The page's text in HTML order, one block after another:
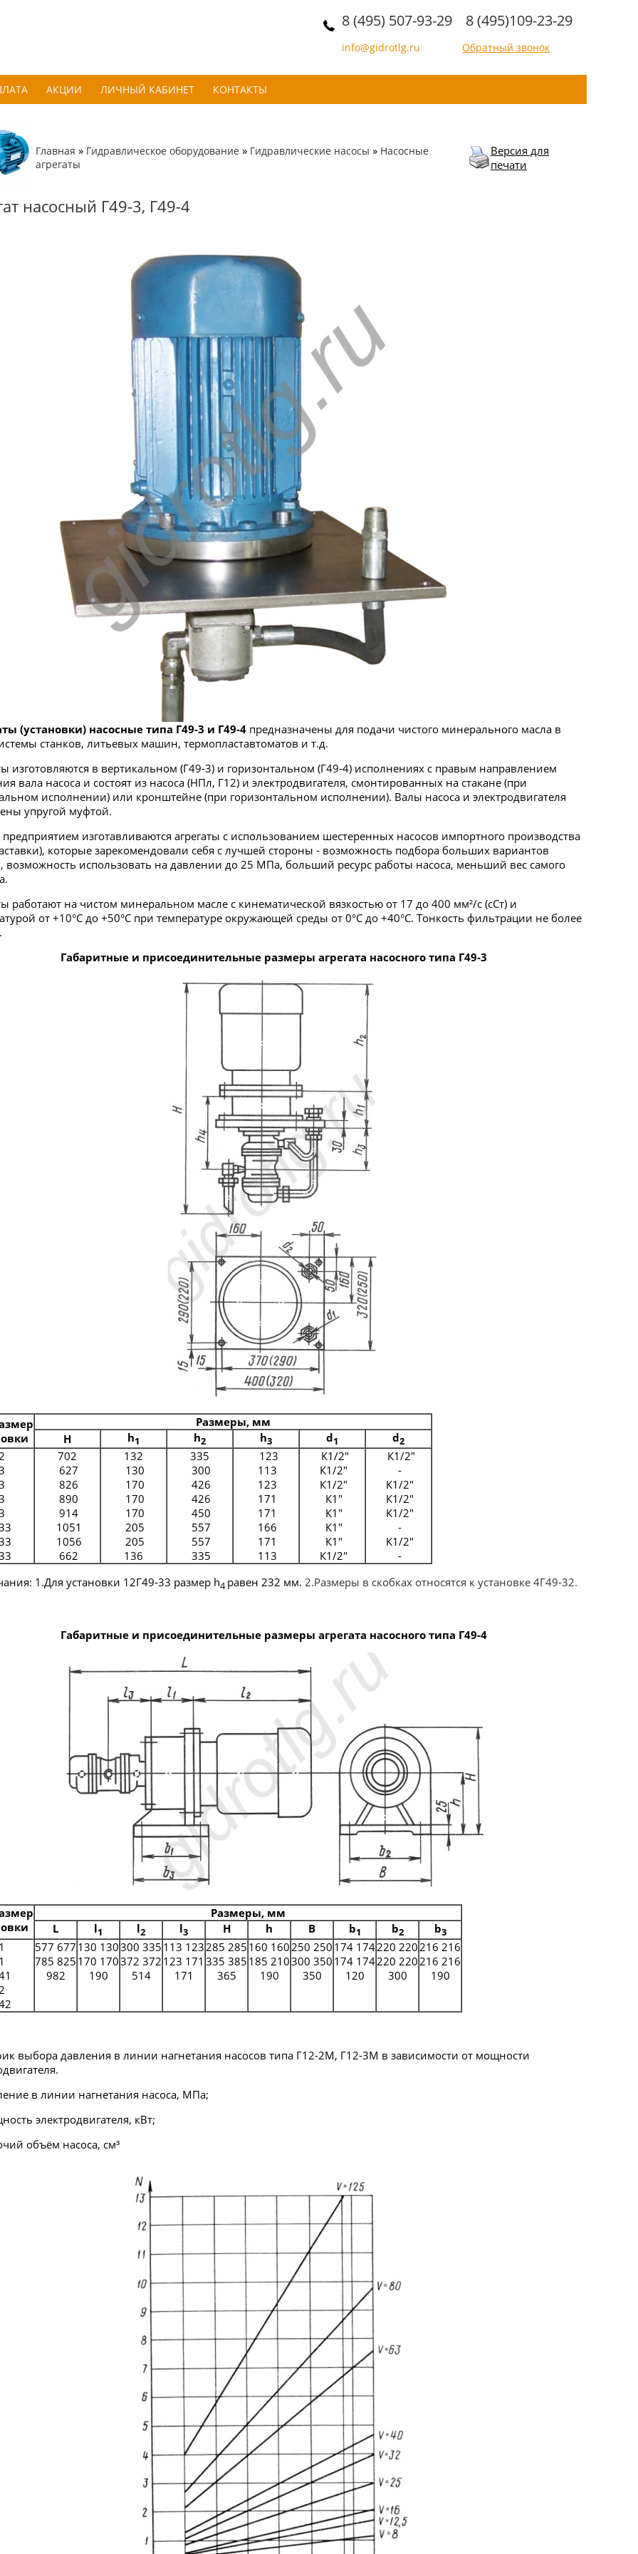
8 (495) 507-93-29 8 (495)109-23-29
info@gidrotlg.ru Обратный звонок
АКЦИИ ЛИЧНЫЙ КАБИНЕТ КОНТАКТЫ
Главная » Гидравлическое оборудование » Гидравлические насосы » Насосные
агрегаты
Версия для
печати
насосный Г49-3, Г49-4
(установки) насосные типа Г49-3 и Г49-4 предназначены для подачи чистого минерального масла в
станков, литьевых машин, термопластавтоматов и т.д.
изготовляются в вертикальном (Г49-3) и горизонтальном (Г49-4) исполнениях с правым направлением
вала насоса и состоят из насоса (НПл, Г12) и электродвигателя, смонтированных на стакане (при
исполнении) или кронштейне (при горизонтальном исполнении). Валы насоса и электродвигателя
упругой муфтой.
изготавливаются агрегаты с использованием шестеренных насосов импортного производства
которые зарекомендовали себя с лучшей стороны - возможность подбора больших вариантов
возможность использовать на давлении до 25 МПа, больший ресурс работы насоса, меньший вес самого
работают на чистом минеральном масле с кинематической вязкостью от 17 до 400 мм²/с (сСт) и
от +10°С до +50°С при температуре окружающей среды от 0°С до +40°С. Тонкость фильтрации не более
Габаритные и присоединительные размеры агрегата насосного типа Г49-3
Размеры, мм
H
h1 h2 h3 d1 d2
702
627
826
890
914
1051
1056
662
132
130
170
170
170
205
205
136
335
300
426
426
450
557
557
335
123
113
123
171
171
166
171
113
К1/2"
К1/2"
К1/2"
К1"
К1"
К1"
К1"
К1/2"
К1/2"
-
К1/2"
К1/2"
К1/2"
-
К1/2"
-
1.Для установки 12Г49-33 размер h4равен 232 мм. 2.Размеры в скобках относятся к установке 4Г49-32.
Габаритные и присоединительные размеры агрегата насосного типа Г49-4
Размеры, мм
L
l1 l2 l3 H h B b1 b2 b3
577 677
785 825
982
130 130
170 170
190
300 335
372 372
514
113 123
123 171
171
285 285
335 385
365
160 160
185 210
190
250 250
300 350
350
174 174
174 174
120
220 220
220 220
300
216 216
216 216
190
выбора давления в линии нагнетания насосов типа Г12-2М, Г12-3М в зависимости от мощности
в линии нагнетания насоса, МПа;
электродвигателя, кВт;
объём насоса, см³